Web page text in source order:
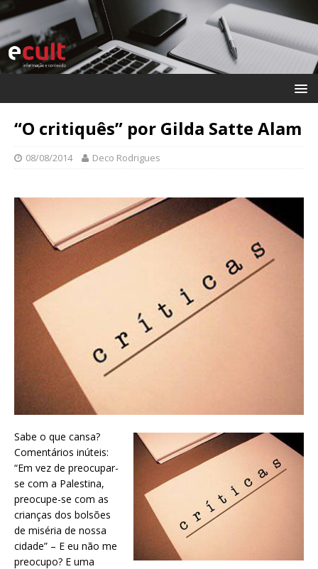
“O critiquês” por Gilda Satte Alam
08/08/2014 Deco Rodrigues
Sabe o que cansa?
Comentários inúteis:
“Em vez de preocupar-
se com a Palestina,
preocupe-se com as
crianças dos bolsões
de miséria de nossa
cidade” – E eu não me
preocupo? E uma